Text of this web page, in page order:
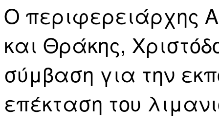
Ο περιφερειάρχης
και Θράκης,
σύμβαση για την
επέκταση του